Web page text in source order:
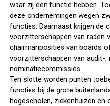
waar zij een functie hebben.
deze ondernemingen wegen
functies. Daarnaast krijgen de
voorzitterschappen van raden
chairmanposities van boards
voorzitterschappen van audit-,
nominatiecommissies.
Ten slotte worden punten
functies bij de grote
hogescholen, ziekenhuizen en